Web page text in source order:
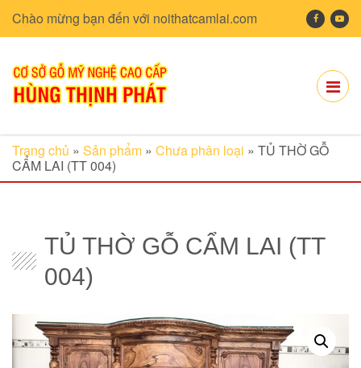
Chào mừng bạn đến với noithatcamlai.com
Trang chủ » Sản phẩm » Chưa phân loại » TỦ THỜ GỖ
CẨM LAI (TT 004)
TỦ THỜ GỖ CẨM LAI (TT
004)